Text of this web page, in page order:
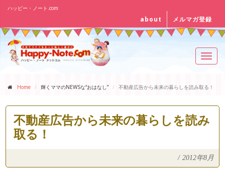
ハッピー・ノート.com
about メルマガ登録
Home 輝くママのNEWSな“おはなし” 不動産広告から未来の暮らしを読み取る！
不動産広告から未来の暮らしを読み
取る！
/ 2012年8月